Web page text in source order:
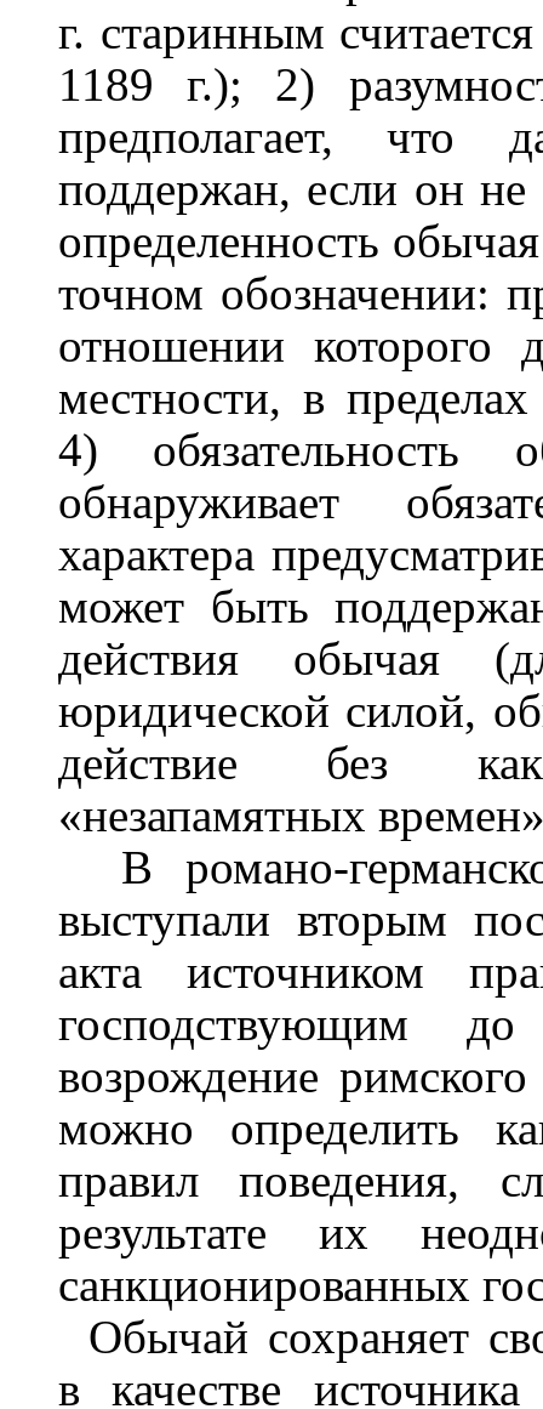
г. старинным
1189 г.); 2)
предполагает, что
поддержан, если он
определенность
точном обозначении:
отношении которого
местности, в
4)
обнаруживает
характера
может быть
действия обычая
юридической силой,
действие без
«незапамятных
В романо-
выступали вторым
акта источником
господствующим
возрождение
можно определить
правил поведения,
результате их
санкционированных
Обычай сохраняет
в качестве